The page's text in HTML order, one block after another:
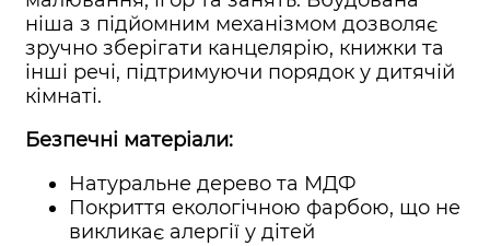
ніша з підйомним механізмом дозволяє
зручно зберігати канцелярію, книжки та
інші речі, підтримуючи порядок у дитячій
кімнаті.
Безпечні матеріали:
Натуральне дерево та МДФ
Покриття екологічною фарбою, що не
викликає алергії у дітей